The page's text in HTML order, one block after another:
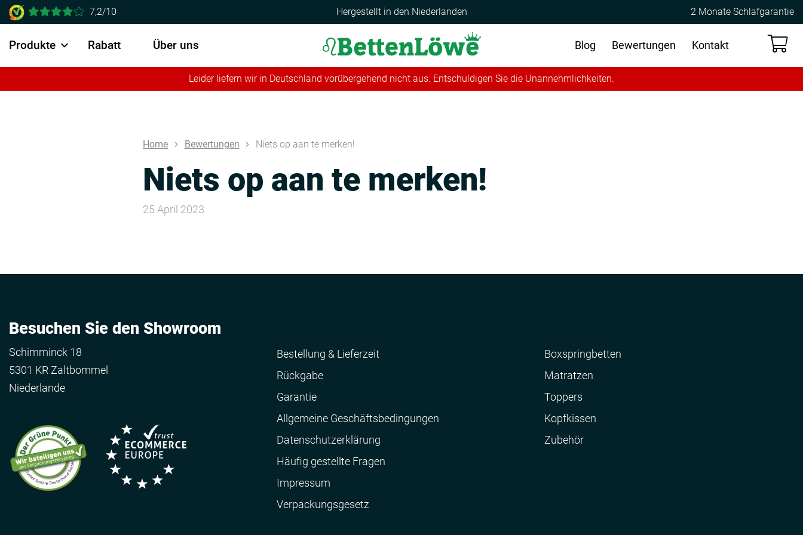
7,2/10 Hergestellt in den Niederlanden 2 Monate Schlafgarantie
Produkte Rabatt Über uns Kontakt
Bewertungen
Blog
Leider liefern wir in Deutschland vorübergehend nicht aus. Entschuldigen Sie die Unannehmlichkeiten.
Home Bewertungen Niets op aan te merken!
Niets op aan te merken!
25 April 2023
Besuchen Sie den Showroom
Schimminck 18
5301 KR Zaltbommel
Niederlande
Bestellung & Lieferzeit
Rückgabe
Garantie
Allgemeine Geschäftsbedingungen
Datenschutzerklärung
Häufig gestellte Fragen
Impressum
Verpackungsgesetz
Boxspringbetten
Matratzen
Toppers
Kopfkissen
Zubehör